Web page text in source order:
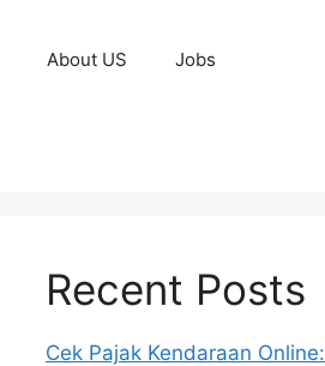
About US Jobs
Recent Posts
Cek Pajak Kendaraan Online: